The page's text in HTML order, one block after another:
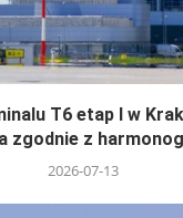
T6 etap I w
zgodnie z
2026-07-13